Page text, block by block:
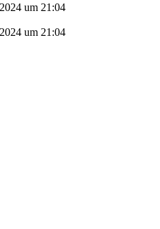
um 21:04
um 21:04